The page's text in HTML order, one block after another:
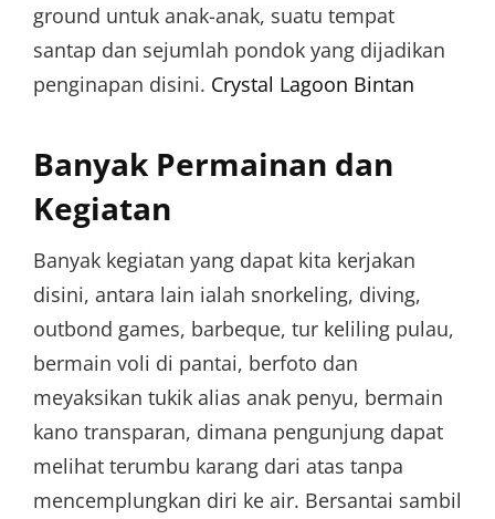
ground untuk anak-anak, suatu tempat
santap dan sejumlah pondok yang dijadikan
penginapan disini. Crystal Lagoon Bintan
Banyak Permainan dan
Kegiatan
Banyak kegiatan yang dapat kita kerjakan
disini, antara lain ialah snorkeling, diving,
outbond games, barbeque, tur keliling pulau,
bermain voli di pantai, berfoto dan
meyaksikan tukik alias anak penyu, bermain
kano transparan, dimana pengunjung dapat
melihat terumbu karang dari atas tanpa
mencemplungkan diri ke air. Bersantai sambil